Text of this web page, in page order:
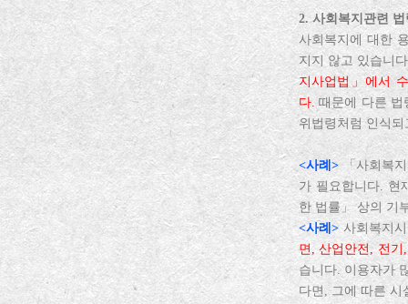
2. 사회복지관련
사회복지에 대한
지지 않고 있습니
지사업법」에서
다. 때문에 다른 법
위법령처럼 인식
<사례> 「사회복
가 필요합니다. 현
한 법률」 상의 기
<사례>사회복지
면, 산업안전, 전기
습니다. 이용자가
다면, 그에 따른 시